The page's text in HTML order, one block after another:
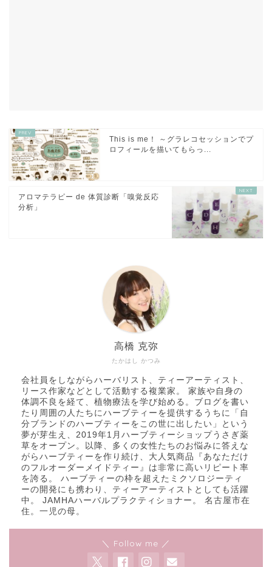
This is me！ ～グラレコセッションでプ
ロフィールを描いてもらっ...
アロマテラピー de 体質診断「嗅覚反応
分析」
たかはし かつみ
高橋 克弥
会社員をしながらハーバリスト、ティーアーティスト、
リース作家などとして活動する複業家。 家族や自身の
体調不良を経て、植物療法を学び始める。ブログを書い
たり周囲の人たちにハーブティーを提供するうちに「自
分ブランドのハーブティーをこの世に出したい」という
夢が芽生え、2019年1月ハーブティーショップうさぎ薬
草をオープン。以降、多くの女性たちのお悩みに答えな
がらハーブティーを作り続け、大人気商品『あなただけ
のフルオーダーメイドティー』は非常に高いリピート率
を誇る。 ハーブティーの枠を超えたミクソロジーティ
ーの開発にも携わり、ティーアーティストとしても活躍
中。 JAMHAハーバルプラクティショナー。 名古屋市在
住。一児の母。
＼ Follow me ／